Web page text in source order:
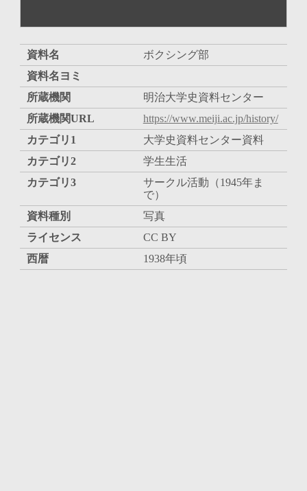
資料名
ボクシング部
資料名ヨミ
所蔵機関
明治大学史資料センター
所蔵機関URL
https://www.meiji.ac.jp/history/
カテゴリ1
大学史資料センター資料
カテゴリ2
学生生活
カテゴリ3
サークル活動（1945年ま
で）
資料種別
写真
ライセンス
CC BY
西暦
1938年頃